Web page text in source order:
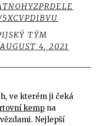
TÝM
AUGUST 4, 2021
ve kterém ji čeká
kemp na
Nejlepší